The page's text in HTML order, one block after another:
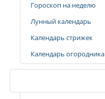
Гороскоп на неделю
Лунный календарь
Календарь стрижек
Календарь огородника